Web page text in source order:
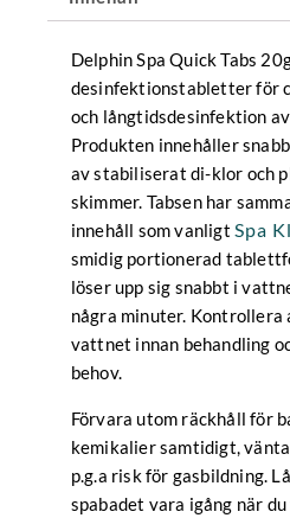
Delphin Spa Quick Tabs
desinfektionstabletter för
och långtidsdesinfektion
Produkten innehåller
av stabiliserat di-klor och
skimmer. Tabsen har
innehåll som vanligt Spa
smidig portionerad
löser upp sig snabbt i
några minuter.
vattnet innan behandling
behov.
Förvara utom räckhåll för
kemikalier samtidigt,
p.g.a risk för gasbildning.
spabadet vara igång när